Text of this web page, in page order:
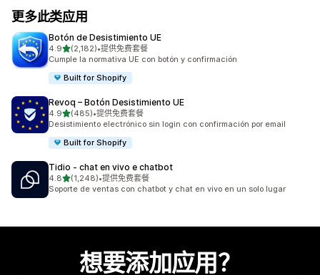
更多此类应用
Botón de Desistimiento UE
4.9星（满分 5 星）
(2,182)
总共 2182 条评论
•提供免费套餐
Cumple la normativa UE con botón y confirmación
Built for Shopify
Revoq – Botón Desistimiento UE
4.9星（满分 5 星）
(485)
总共 485 条评论
•提供免费套餐
Desistimiento electrónico sin login con confirmación por email
Built for Shopify
Tidio ‑ chat en vivo e chatbot
4.8星（满分 5 星）
(1,248)
总共 1248 条评论
•提供免费套餐
Soporte de ventas con chatbot y chat en vivo en un solo lugar
想要添加应用？